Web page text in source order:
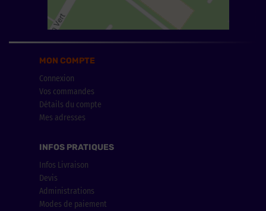
MON COMPTE
Connexion
Vos commandes
Détails du compte
Mes adresses
INFOS PRATIQUES
Infos Livraison
Devis
Administrations
Modes de paiement